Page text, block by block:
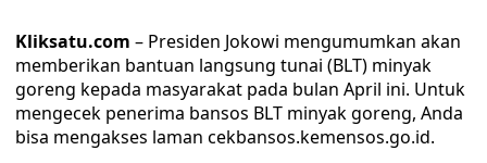
Kliksatu.com – Presiden Jokowi mengumumkan akan
memberikan bantuan langsung tunai (BLT) minyak
goreng kepada masyarakat pada bulan April ini. Untuk
mengecek penerima bansos BLT minyak goreng, Anda
bisa mengakses laman cekbansos.kemensos.go.id.